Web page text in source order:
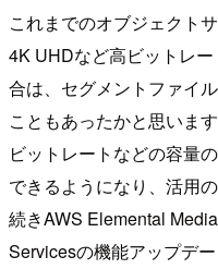
これまでのオブジェクト
4K UHDなど高ビットレ
合は、セグメントファイ
こともあったかと思いま
ビットレートなどの容量
できるようになり、活用
続きAWS Elemental
Servicesの機能アップデ